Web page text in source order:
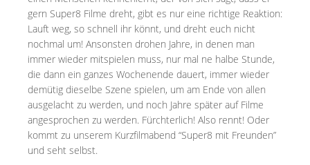
gern Super8 Filme dreht, gibt es nur eine richtige Reaktion:
Lauft weg, so schnell ihr könnt, und dreht euch nicht
nochmal um! Ansonsten drohen Jahre, in denen man
immer wieder mitspielen muss, nur mal ne halbe Stunde,
die dann ein ganzes Wochenende dauert, immer wieder
demütig dieselbe Szene spielen, um am Ende von allen
ausgelacht zu werden, und noch Jahre später auf Filme
angesprochen zu werden. Fürchterlich! Also rennt! Oder
kommt zu unserem Kurzfilmabend “Super8 mit Freunden”
und seht selbst.